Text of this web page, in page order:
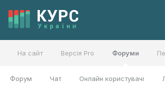
На сайт Версія Pro Форуми
Форум Чат Онлайн користувачі